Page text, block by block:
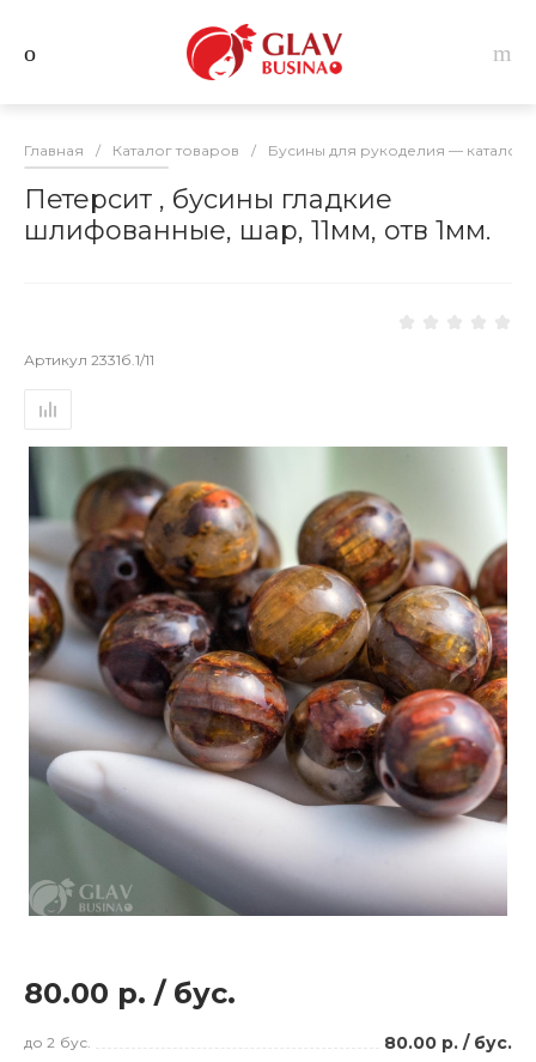
Главная / Каталог товаров / Бусины для рукоделия — каталог
Петерсит , бусины гладкие
шлифованные, шар, 11мм, отв 1мм.
Артикул 2331б.1/11
80.00 р. / бус.
до 2 бус. 80.00 р. / бус.